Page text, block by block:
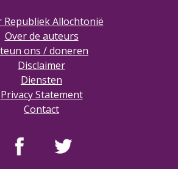
Republiek Allochtonië
Over de auteurs
ons / doneren
Disclaimer
Diensten
Privacy Statement
Contact